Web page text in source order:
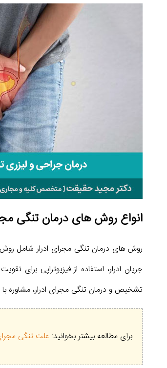
انواع روش های درمان تنگی
روش های درمان تنگی مجرای ادرار شامل
جریان ادرار، استفاده از فیزیوتراپی
تشخیص و درمان تنگی مجرای ادرار، مشاوره
برای مطالعه بیشتر بخوانید: علت تنگی